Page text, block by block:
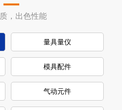
，出色性能
量具量仪
模具配件
气动元件